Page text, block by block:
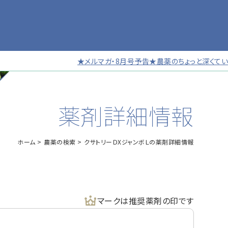
★メルマガ・8月号予告★農薬のちょっと深くて
薬剤詳細情報
ホーム 農薬の検索 クサトリーＤXジャンボＬの薬剤詳細情報
マークは推奨薬剤の印です